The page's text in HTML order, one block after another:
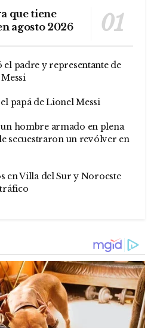
que tiene
agosto 2026
el padre y representante de
papá de Lionel Messi
hombre armado en plena
secuestraron un revólver en
en Villa del Sur y Noroeste